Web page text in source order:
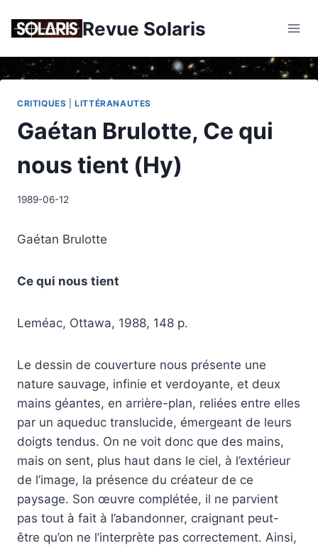
Revue Solaris
CRITIQUES |LITTÉRANAUTES
Gaétan Brulotte, Ce qui
nous tient (Hy)
1989-06-12
Gaétan Brulotte
Ce qui nous tient
Leméac, Ottawa, 1988, 148 p.
Le dessin de couverture nous présente une
nature sauvage, infinie et verdoyante, et deux
mains géantes, en arrière-plan, reliées entre elles
par un aqueduc translucide, émergeant de leurs
doigts tendus. On ne voit donc que des mains,
mais on sent, plus haut dans le ciel, à l’extérieur
de l’image, la présence du créateur de ce
paysage. Son œuvre complétée, il ne parvient
pas tout à fait à l’abandonner, craignant peut-
être qu’on ne l’interprète pas correctement. Ainsi,